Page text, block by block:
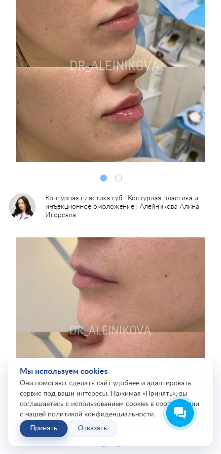
Контурная пластика губ | Контурная пластика и
инъекционное омоложение | Алейникова Алина
Игоревна
Мы используем cookies
Они помогают сделать сайт удобнее и адаптировать
сервис под ваши интересы. Нажимая «Принять», вы
соглашаетесь с использованием cookies в соответствии
с нашей политикой конфиденциальности.
Принять
Отказать